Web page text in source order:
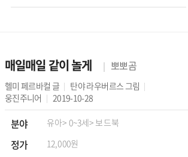
매일매일 같이 놀게 뽀뽀곰
헬미 페르바컬 글 탄야 라우버르스그림
웅진주니어
2019-10-28
분야 유아> 0~3세> 보드북
정가 12,000원